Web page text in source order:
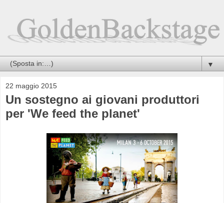
▼
22 maggio 2015
Un sostegno ai giovani produttori
per 'We feed the planet'